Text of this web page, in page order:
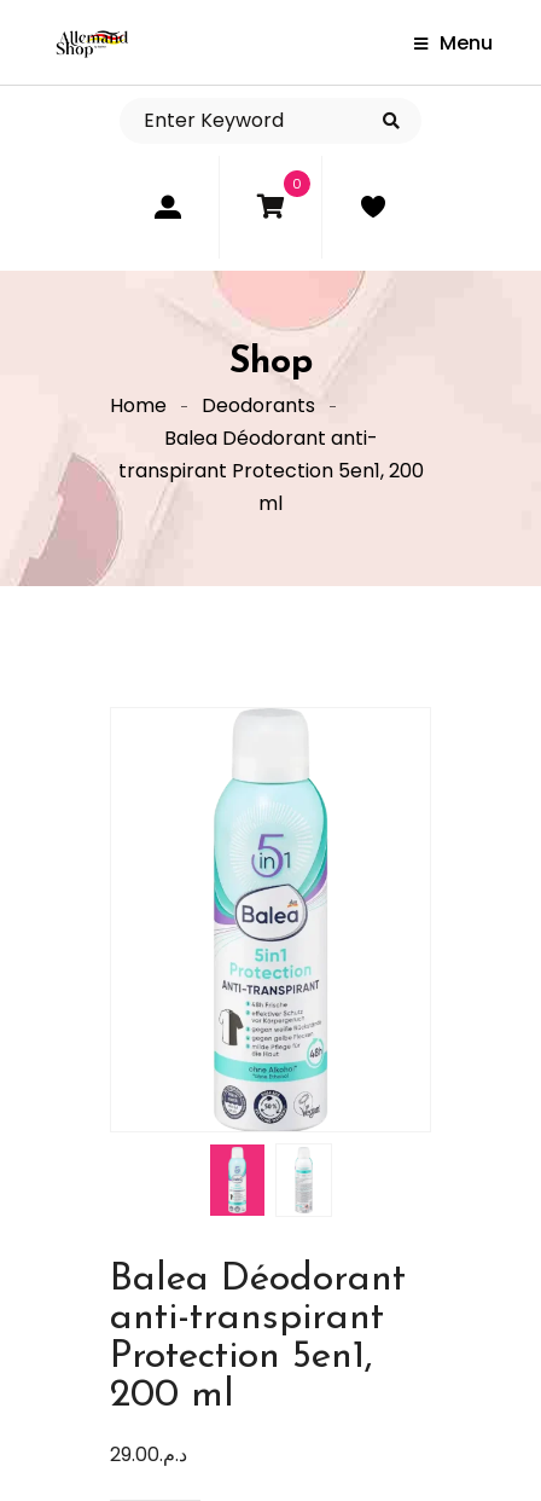
Menu
0
Shop
Home
Deodorants
Balea Déodorant anti-
transpirant Protection 5en1, 200
ml
Balea Déodorant
anti-transpirant
Protection 5en1,
200 ml
د.م.29.00